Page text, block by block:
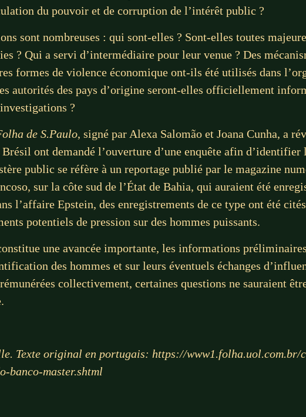
du pouvoir et de corruption de l’intérêt public ?
sont nombreuses : qui sont-elles ? Sont-elles toutes
? Qui a servi d’intermédiaire pour leur venue ? Des
formes de violence économique ont-ils été utilisés dans
autorités des pays d’origine seront-elles officiellement
?
de S.Paulo, signé par Alexa Salomão et Joana Cunha, a
ont demandé l’ouverture d’une enquête afin d’identifier
public se réfère à un reportage publié par le magazine
sur la côte sud de l’État de Bahia, qui auraient été
l’affaire Epstein, des enregistrements de ce type ont été
potentiels de pression sur des hommes puissants.
une avancée importante, les informations
des hommes et sur leurs éventuels échanges
collectivement, certaines questions ne sauraient
Texte original en portugais: https://www1.folha.uol.com.br/
banco-master.shtml